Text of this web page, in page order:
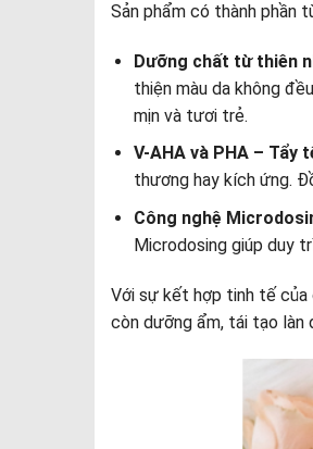
Sản phẩm có thành phần
Dưỡng chất từ thiên
thiện màu da không
mịn và tươi trẻ.
V-AHA và PHA – Tẩy
thương hay kích ứng.
Công nghệ
Microdosing giúp duy
Với sự kết hợp tinh tế của
còn dưỡng ẩm, tái tạo làn